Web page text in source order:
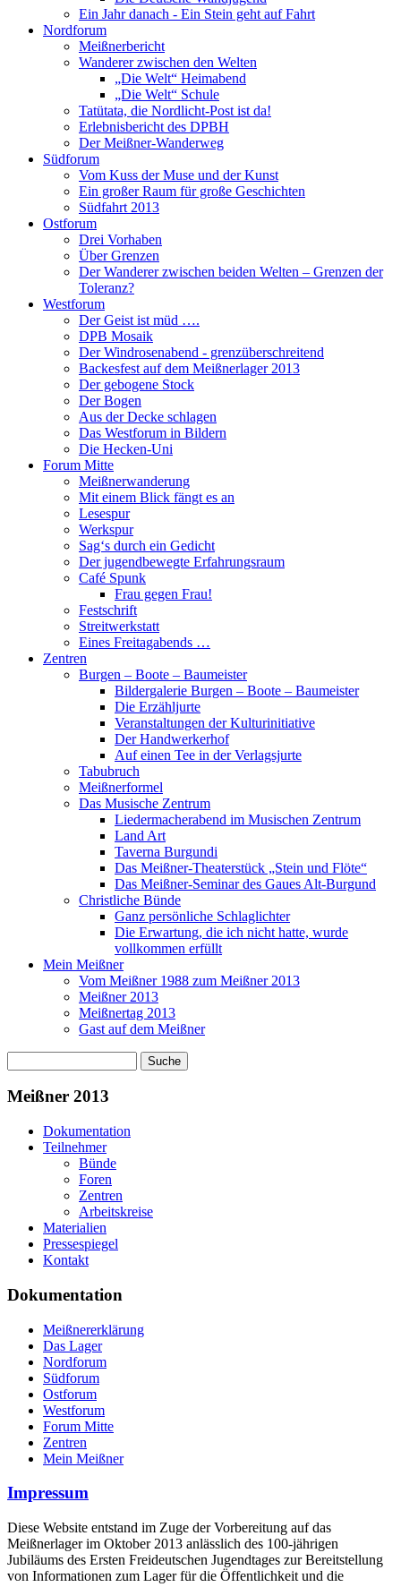
Ein Jahr danach - Ein Stein geht auf Fahrt
Nordforum
Meißnerbericht
Wanderer zwischen den Welten
„Die Welt“ Heimabend
„Die Welt“ Schule
Tatütata, die Nordlicht-Post ist da!
Erlebnisbericht des DPBH
Der Meißner-Wanderweg
Südforum
Vom Kuss der Muse und der Kunst
Ein großer Raum für große Geschichten
Südfahrt 2013
Ostforum
Drei Vorhaben
Über Grenzen
Der Wanderer zwischen beiden Welten – Grenzen der
Toleranz?
Westforum
Der Geist ist müd ….
DPB Mosaik
Der Windrosenabend - grenzüberschreitend
Backesfest auf dem Meißnerlager 2013
Der gebogene Stock
Der Bogen
Aus der Decke schlagen
Das Westforum in Bildern
Die Hecken-Uni
Forum Mitte
Meißnerwanderung
Mit einem Blick fängt es an
Lesespur
Werkspur
Sag‘s durch ein Gedicht
Der jugendbewegte Erfahrungsraum
Café Spunk
Frau gegen Frau!
Festschrift
Streitwerkstatt
Eines Freitagabends …
Zentren
Burgen – Boote – Baumeister
Bildergalerie Burgen – Boote – Baumeister
Die Erzähljurte
Veranstaltungen der Kulturinitiative
Der Handwerkerhof
Auf einen Tee in der Verlagsjurte
Tabubruch
Meißnerformel
Das Musische Zentrum
Liedermacherabend im Musischen Zentrum
Land Art
Taverna Burgundi
Das Meißner-Theaterstück „Stein und Flöte“
Das Meißner-Seminar des Gaues Alt-Burgund
Christliche Bünde
Ganz persönliche Schlaglichter
Die Erwartung, die ich nicht hatte, wurde
vollkommen erfüllt
Mein Meißner
Vom Meißner 1988 zum Meißner 2013
Meißner 2013
Meißnertag 2013
Gast auf dem Meißner
Meißner 2013
Dokumentation
Teilnehmer
Bünde
Foren
Zentren
Arbeitskreise
Materialien
Pressespiegel
Kontakt
Dokumentation
Meißnererklärung
Das Lager
Nordforum
Südforum
Ostforum
Westforum
Forum Mitte
Zentren
Mein Meißner
Impressum
Diese Website entstand im Zuge der Vorbereitung auf das
Meißnerlager im Oktober 2013 anlässlich des 100-jährigen
Jubiläums des Ersten Freideutschen Jugendtages zur Bereitstellung
von Informationen zum Lager für die Öffentlichkeit und die